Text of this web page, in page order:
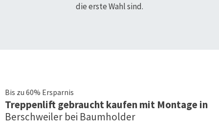
die erste Wahl sind.
Bis zu 60% Ersparnis
Treppenliftgebraucht kaufen mit Montage in
Berschweiler bei Baumholder